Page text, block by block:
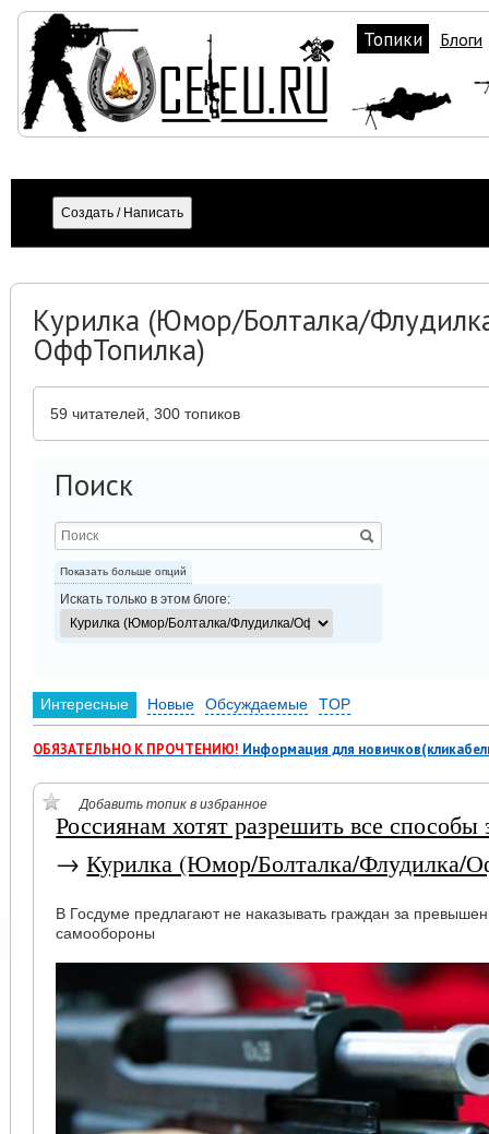
Топики Блоги
Курилка (Юмор/Болталка/
ОффТопилка)
59 читателей, 300 топиков
Поиск
Показать больше опций
Искать только в этом блоге:
Интересные Новые Обсуждаемые TOP
ОБЯЗАТЕЛЬНО К ПРОЧТЕНИЮ! Информация для
Добавить топик в избранное
Россиянам хотят разрешить все
→Курилка (Юмор/Болталка/Флудилка/
В Госдуме предлагают не наказывать граждан за
самообороны